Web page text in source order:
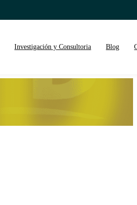
Investigación y Consultoria Blog